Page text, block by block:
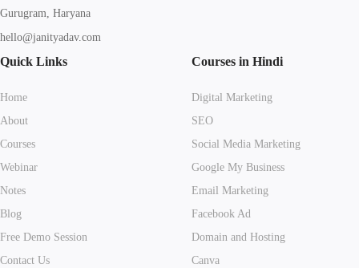
Gurugram, Haryana
hello@janityadav.com
Quick Links
Home
About
Courses
Webinar
Notes
Blog
Free Demo Session
Contact Us
Courses in Hindi
Digital Marketing
SEO
Social Media Marketing
Google My Business
Email Marketing
Facebook Ad
Domain and Hosting
Canva